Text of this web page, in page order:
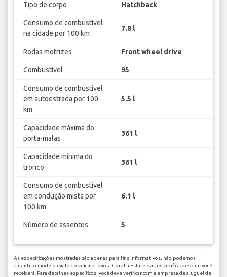
Tipo de corpo Hatchback
Consumo de combustível
na cidade por 100 km
7.8 l
Rodas motrizes Front wheel drive
Combustível 95
Consumo de combustível
em autoestrada por 100
km
5.5 l
Capacidade máxima do
porta-malas
361 l
Capacidade mínima do
tronco
361 l
Consumo de combustível
em condução mista por
100 km
6.1 l
Número de assentos 5
As especificações mostradas são apenas para fins informativos, não podemos
garantir o modelo exato do veículo Toyota Corolla Estate e as especificações que você
receberá. Para detalhes específicos, você deve verificar com a empresa de aluguel de